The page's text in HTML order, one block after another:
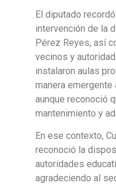
El diputado
intervención de la
Pérez Reyes, así
vecinos y
instalaron aulas
manera emergente
aunque reconoció
mantenimiento y
En ese contexto,
reconoció la
autoridades
agradeciendo al